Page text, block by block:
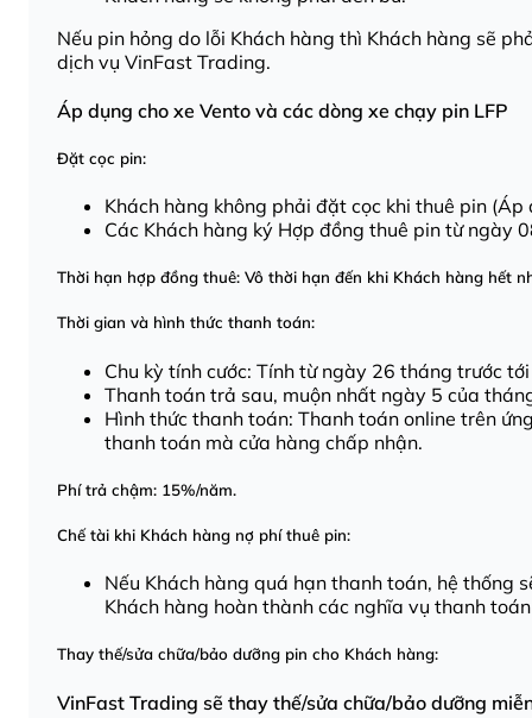
Nếu pin hỏng do lỗi Khách hàng thì Khách hàng sẽ
dịch vụ VinFast Trading.
Áp dụng cho xe Vento và các dòng xe chạy pin LFP
Đặt cọc pin:
Khách hàng không phải đặt cọc khi thuê pin
Các Khách hàng ký Hợp đồng thuê pin từ
Thời hạn hợp đồng thuê: Vô thời hạn đến khi Khách hàng hết
Thời gian và hình thức thanh toán:
Chu kỳ tính cước: Tính từ ngày 26 tháng trước
Thanh toán trả sau, muộn nhất ngày 5 của
Hình thức thanh toán: Thanh toán online trên
thanh toán mà cửa hàng chấp nhận.
Phí trả chậm: 15%/năm.
Chế tài khi Khách hàng nợ phí thuê pin:
Nếu Khách hàng quá hạn thanh toán, hệ thống
Khách hàng hoàn thành các nghĩa vụ thanh
Thay thế/sửa chữa/bảo dưỡng pin cho Khách hàng:
VinFast Trading sẽ thay thế/sửa chữa/bảo dưỡng